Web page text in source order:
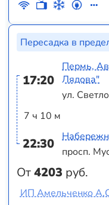
Пересадка в
17:20
7 ч 10 м
22:30
От4203 руб.
Пермь,
Лядова"
ул.
просп.
ИП Амельченко